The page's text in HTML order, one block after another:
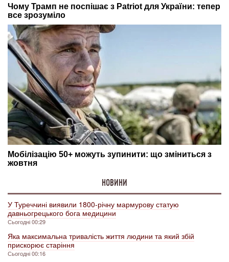
НОВИНИ
У Туреччині виявили 1800-річну мармурову статую
давньогрецького бога медицини
Сьогодні 00:29
Яка максимальна тривалість життя людини та який збій
прискорює старіння
Сьогодні 00:16